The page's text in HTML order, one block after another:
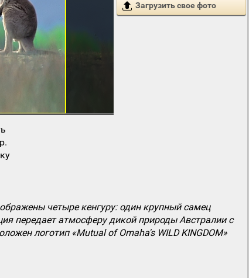
Загрузить свое фото
четыре кенгуру: один крупный самец
передает атмосферу дикой природы Австралии с
логотип «Mutual of Omaha's WILD KINGDOM»